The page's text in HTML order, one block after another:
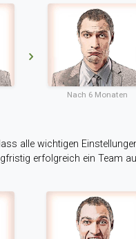
Nach 6 Monaten
alle wichtigen
erfolgreich ein Team